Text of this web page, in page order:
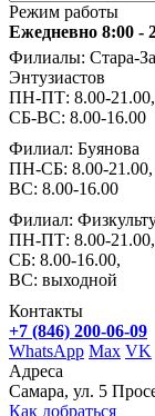
Режим работы
Ежедневно 8:00 -
Филиалы: Стара-
Энтузиастов
ПН-ПТ: 8.00-21.00,
СБ-ВС: 8.00-16.00
Филиал: Буянова
ПН-СБ: 8.00-21.00,
ВС: 8.00-16.00
Филиал:
ПН-ПТ: 8.00-21.00,
СБ: 8.00-16.00,
ВС: выходной
Контакты
+7 (846) 200-06-09
WhatsApp Max VK
Адреса
Самара, ул. 5
Как добраться